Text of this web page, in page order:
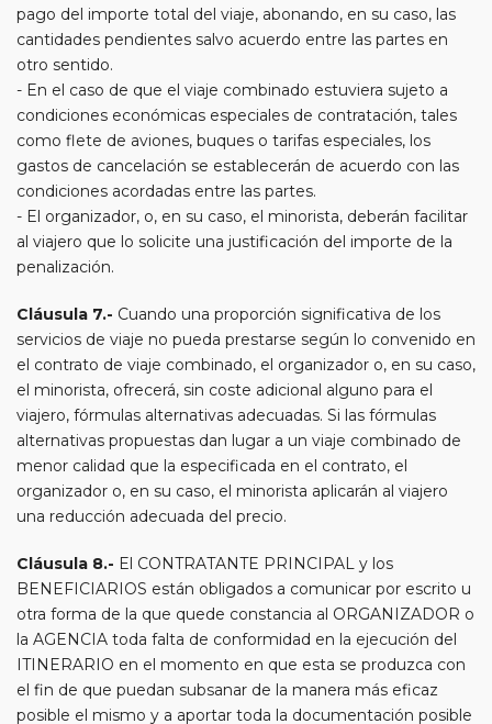
pago del importe total del viaje, abonando, en su caso, las
cantidades pendientes salvo acuerdo entre las partes en
otro sentido.
- En el caso de que el viaje combinado estuviera sujeto a
condiciones económicas especiales de contratación, tales
como flete de aviones, buques o tarifas especiales, los
gastos de cancelación se establecerán de acuerdo con las
condiciones acordadas entre las partes.
- El organizador, o, en su caso, el minorista, deberán facilitar
al viajero que lo solicite una justificación del importe de la
penalización.
Cláusula 7.- Cuando una proporción significativa de los
servicios de viaje no pueda prestarse según lo convenido en
el contrato de viaje combinado, el organizador o, en su caso,
el minorista, ofrecerá, sin coste adicional alguno para el
viajero, fórmulas alternativas adecuadas. Si las fórmulas
alternativas propuestas dan lugar a un viaje combinado de
menor calidad que la especificada en el contrato, el
organizador o, en su caso, el minorista aplicarán al viajero
una reducción adecuada del precio.
Cláusula 8.- El CONTRATANTE PRINCIPAL y los
BENEFICIARIOS están obligados a comunicar por escrito u
otra forma de la que quede constancia al ORGANIZADOR o
la AGENCIA toda falta de conformidad en la ejecución del
ITINERARIO en el momento en que esta se produzca con
el fin de que puedan subsanar de la manera más eficaz
posible el mismo y a aportar toda la documentación posible